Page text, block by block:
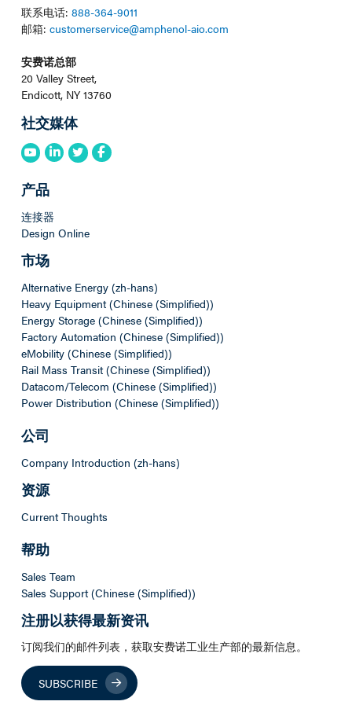
联系电话: 888-364-9011
邮箱: customerservice@amphenol-aio.com
安费诺总部
20 Valley Street,
Endicott, NY 13760
社交媒体
产品
连接器
Design Online
市场
Alternative Energy (zh-hans)
Heavy Equipment (Chinese (Simplified))
Energy Storage (Chinese (Simplified))
Factory Automation (Chinese (Simplified))
eMobility (Chinese (Simplified))
Rail Mass Transit (Chinese (Simplified))
Datacom/Telecom (Chinese (Simplified))
Power Distribution (Chinese (Simplified))
公司
Company Introduction (zh-hans)
资源
Current Thoughts
帮助
Sales Team
Sales Support (Chinese (Simplified))
注册以获得最新资讯
订阅我们的邮件列表，获取安费诺工业生产部的最新信息。
SUBSCRIBE